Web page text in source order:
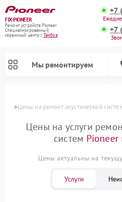
FIX-PIONEER
Ремонт устройств Pioneer
Специализированный
cервисный центр г.Тамбов
+7
+7
Мы ремонтируем
Цены на ремонт акустической
Цены на услуги
систем Pioneer
Цены актуальны на
Услуги